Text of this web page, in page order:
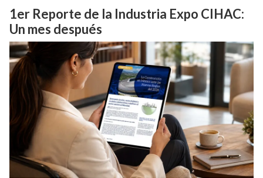
1er Reporte de la Industria Expo CIHAC:
Un mes después